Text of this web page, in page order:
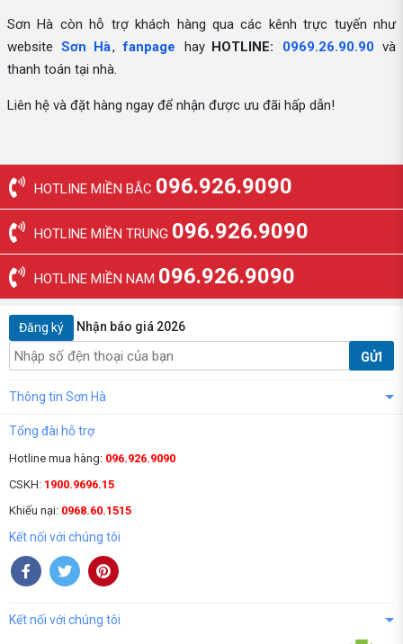
Sơn Hà còn hỗ trợ khách hàng qua các kênh trực tuyến như
website Sơn Hà, fanpage hay HOTLINE: 0969.26.90.90 và
thanh toán tại nhà.
Liên hệ và đặt hàng ngay để nhận được ưu đãi hấp dẫn!
HOTLINE MIỀN BẮC 096.926.9090
HOTLINE MIỀN TRUNG 096.926.9090
HOTLINE MIỀN NAM 096.926.9090
Đăng ký Nhận báo giá 2026
GỬI
Thông tin Sơn Hà
Tổng đài hỗ trợ
Hotline mua hàng: 096.926.9090
CSKH: 1900.9696.15
Khiếu nại: 0968.60.1515
Kết nối với chúng tôi
Kết nối với chúng tôi